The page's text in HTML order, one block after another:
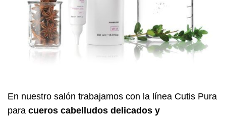
En nuestro salón trabajamos con la línea Cutis Pura
para cueros cabelludos delicados y